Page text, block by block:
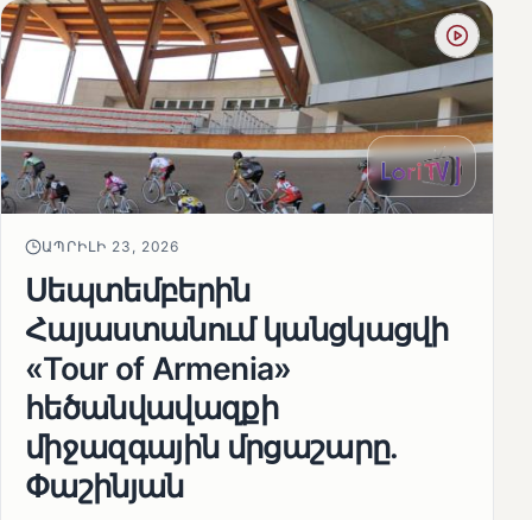
ԱՊՐԻԼԻ 23, 2026
Սեպտեմբերին
Հայաստանում կանցկացվի
«Tour of Armenia»
հեծանվավազքի
միջազգային մրցաշարը.
Փաշինյան